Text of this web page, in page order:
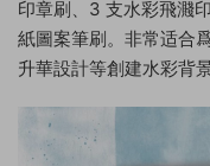
印章刷、3 支水彩飛濺
紙圖案筆刷。非常适合
升華設計等創建水彩背